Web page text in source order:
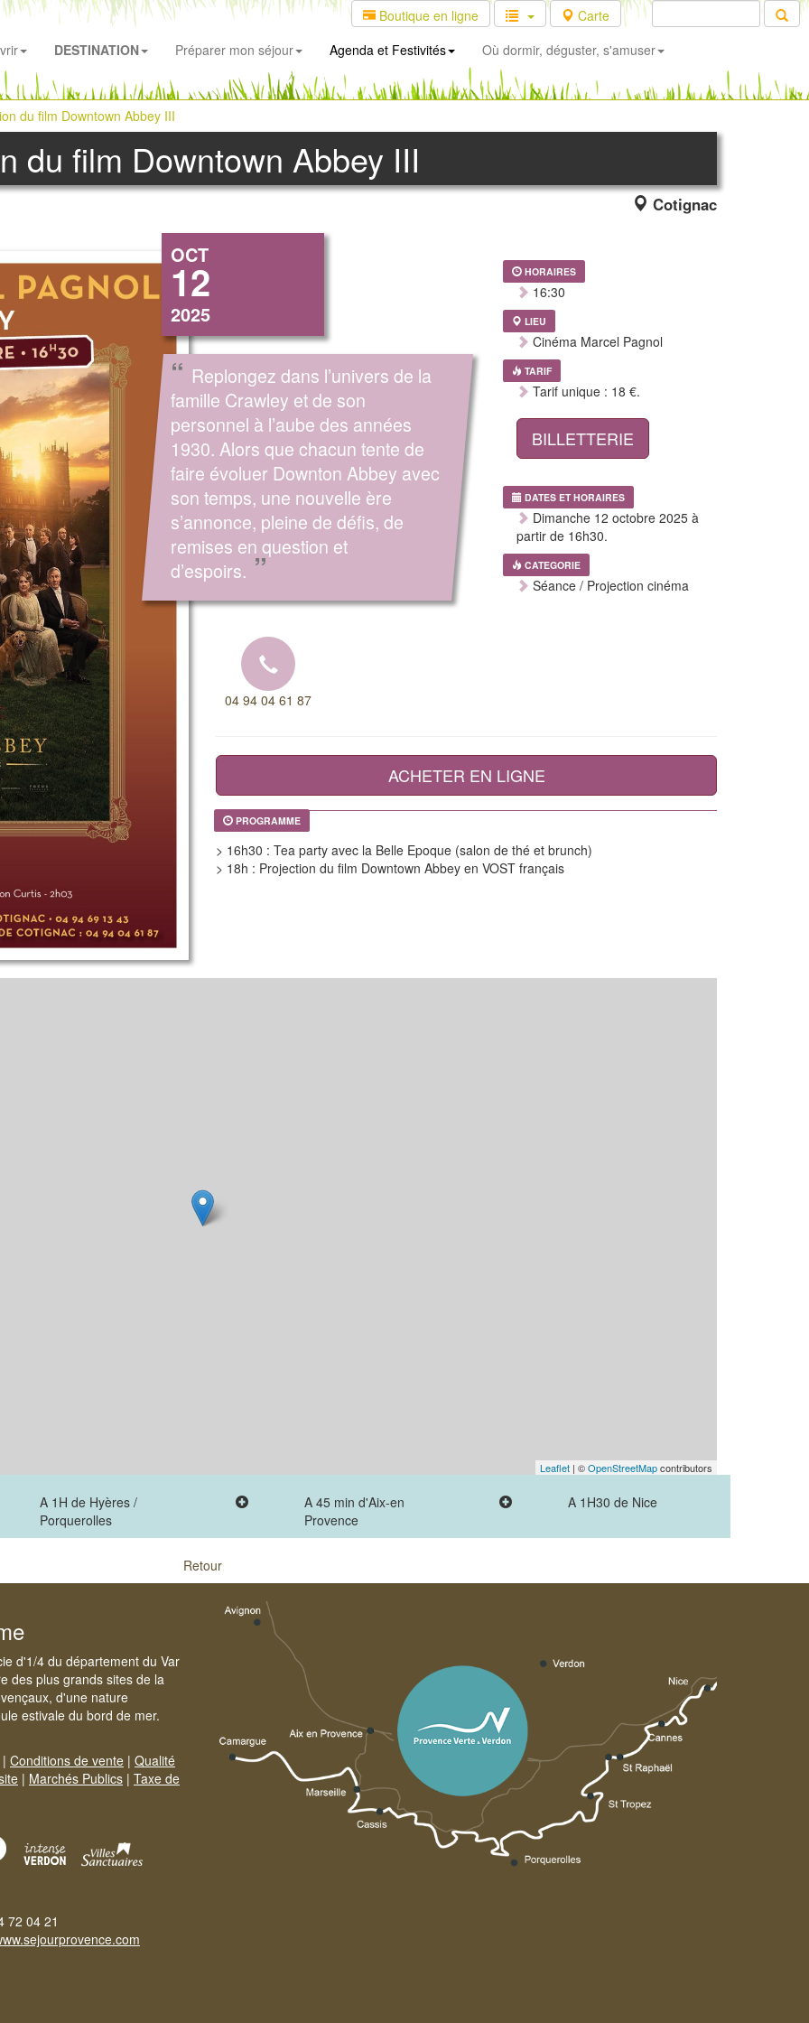
Boutique en ligne
Carte
DESTINATION Préparer mon séjour Agenda et Festivités Où dormir, déguster, s'amuser
du film Downtown Abbey III
du film Downtown Abbey III
Cotignac
OCT
12
2025
“ Replongez dans l’univers de la
famille Crawley et de son
personnel à l’aube des années
1930. Alors que chacun tente de
faire évoluer Downton Abbey avec
son temps, une nouvelle ère
s’annonce, pleine de défis, de
remises en question et
d’espoirs. ”
HORAIRES
16:30
LIEU
Cinéma Marcel Pagnol
TARIF
Tarif unique : 18 €.
BILLETTERIE
DATES ET HORAIRES
Dimanche 12 octobre 2025 à
partir de 16h30.
CATEGORIE
Séance / Projection cinéma
04 94 04 61 87
ACHETER EN LIGNE
PROGRAMME
> 16h30 : Tea party avec la Belle Epoque (salon de thé et brunch)
> 18h : Projection du film Downtown Abbey en VOST français
Leaflet | ©OpenStreetMapcontributors
A 1H de Hyères /
Porquerolles
A 45 min d'Aix-en
Provence
A 1H30 de Nice
Retour
d'1/4 du département du Var
des plus grands sites de la
d'une nature
estivale du bord de mer.
| Conditions de vente | Qualité
| Marchés Publics | Taxe de
72 04 21